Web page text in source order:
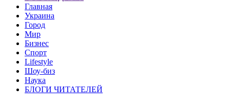
Главная
Украина
Город
Мир
Бизнес
Спорт
Lifestyle
Шоу-биз
Наука
БЛОГИ ЧИТАТЕЛЕЙ